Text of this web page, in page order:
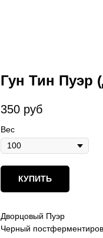
Гун Тин Пуэр
350 руб
Вес
КУПИТЬ
Дворцовый Пуэр
Черный